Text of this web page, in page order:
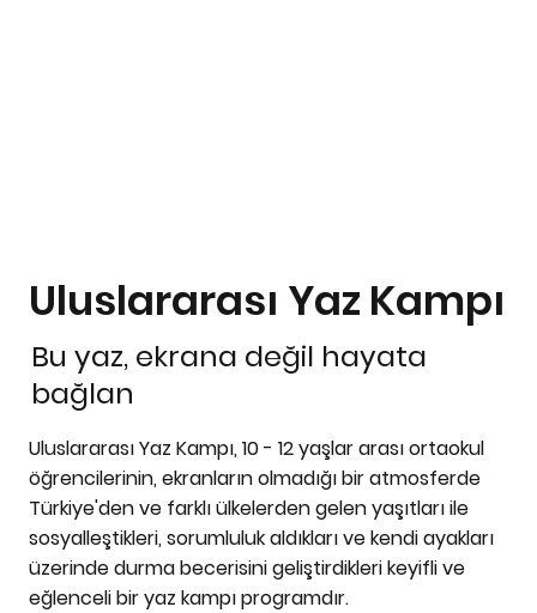
Uluslararası Yaz Kampı
Bu yaz, ekrana değil hayata
bağlan
Uluslararası Yaz Kampı, 10 - 12 yaşlar arası ortaokul
öğrencilerinin, ekranların olmadığı bir atmosferde
Türkiye'den ve farklı ülkelerden gelen yaşıtları ile
sosyalleştikleri, sorumluluk aldıkları ve kendi ayakları
üzerinde durma becerisini geliştirdikleri keyifli ve
eğlenceli bir yaz kampı programdır.